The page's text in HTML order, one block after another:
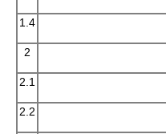
1.4
2
2.1
2.2